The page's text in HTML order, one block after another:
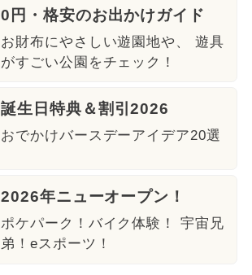
0円・格安のお出かけガイド
お財布にやさしい遊園地や、 遊具
がすごい公園をチェック！
誕生日特典＆割引2026
おでかけバースデーアイデア20選
2026年ニューオープン！
ポケパーク！バイク体験！ 宇宙兄
弟！eスポーツ！